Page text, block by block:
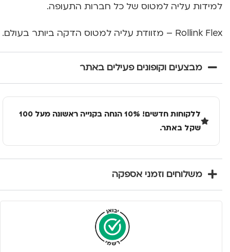
למידות עליה למטוס של כל חברות התעופה.
Rollink Flex – מזוודת עליה למטוס הדקה ביותר בעולם.
מבצעים וקופונים פעילים באתר
ללקוחות חדשים! 10% הנחה בקנייה ראשונה מעל 100
שקל באתר.
משלוחים וזמני אספקה